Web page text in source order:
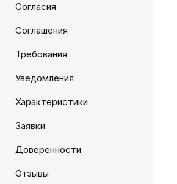
Согласия
Соглашения
Требования
Уведомления
Характеристики
Заявки
Доверенности
Отзывы